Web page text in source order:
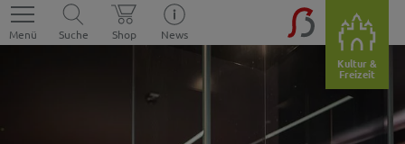
Menü Suche Shop
News
Kultur &
Freizeit